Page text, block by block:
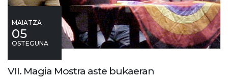
MAIATZA
05
OSTEGUNA
VII. Magia Mostra aste bukaeran